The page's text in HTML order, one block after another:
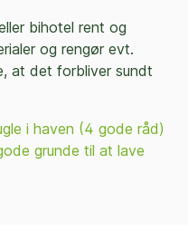
bihotel rent og
og rengør evt.
at det forbliver sundt
i haven (4 gode råd)
grunde til at lave